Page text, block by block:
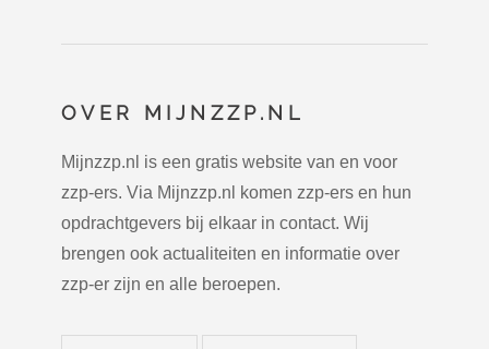
OVER MIJNZZP.NL
Mijnzzp.nl is een gratis website van en voor
zzp-ers. Via Mijnzzp.nl komen zzp-ers en hun
opdrachtgevers bij elkaar in contact. Wij
brengen ook actualiteiten en informatie over
zzp-er zijn en alle beroepen.